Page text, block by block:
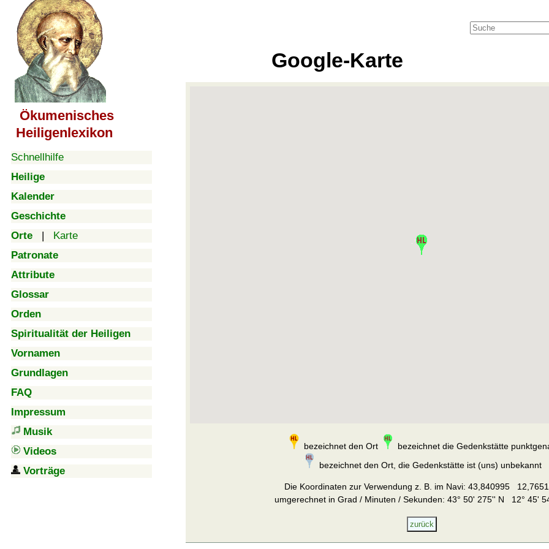
Ökumenisches
Heiligenlexikon
Schnellhilfe
Heilige
Kalender
Geschichte
Orte | Karte
Patronate
Attribute
Glossar
Orden
Spiritualität der Heiligen
Vornamen
Grundlagen
FAQ
Impressum
Musik
Videos
Vorträge
Google-Karte
bezeichnet den Ort
bezeichnet die Gedenkstätte
bezeichnet den Ort, die Gedenkstätte ist (uns) unbekannt
Die Koordinaten zur Verwendung z. B. im Navi: 43,840995
umgerechnet in Grad / Minuten / Sekunden: 43° 50' 275'' N 12° 45'